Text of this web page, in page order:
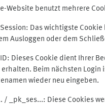
Website benutzt mehrere
Das wichtigste
Ausloggen oder dem
Dieses Cookie dient Ihrer
erhalten. Beim nächsten Login
wieder neu eingeben.
/ _pk_ses...: Diese Cookies